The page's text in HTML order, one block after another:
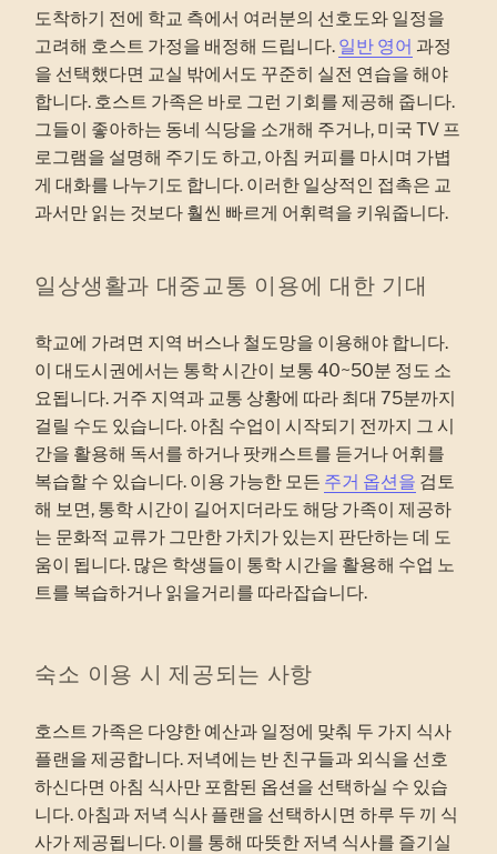
도착하기 전에 학교 측에서 여러분의 선호도와 일정을
고려해 호스트 가정을 배정해 드립니다. 일반 영어 과정
을 선택했다면 교실 밖에서도 꾸준히 실전 연습을 해야
합니다. 호스트 가족은 바로 그런 기회를 제공해 줍니다.
그들이 좋아하는 동네 식당을 소개해 주거나, 미국 TV 프
로그램을 설명해 주기도 하고, 아침 커피를 마시며 가볍
게 대화를 나누기도 합니다. 이러한 일상적인 접촉은 교
과서만 읽는 것보다 훨씬 빠르게 어휘력을 키워줍니다.
일상생활과 대중교통 이용에 대한 기대
학교에 가려면 지역 버스나 철도망을 이용해야 합니다.
이 대도시권에서는 통학 시간이 보통 40~50분 정도 소
요됩니다. 거주 지역과 교통 상황에 따라 최대 75분까지
걸릴 수도 있습니다. 아침 수업이 시작되기 전까지 그 시
간을 활용해 독서를 하거나 팟캐스트를 듣거나 어휘를
복습할 수 있습니다. 이용 가능한 모든 주거 옵션을 검토
해 보면, 통학 시간이 길어지더라도 해당 가족이 제공하
는 문화적 교류가 그만한 가치가 있는지 판단하는 데 도
움이 됩니다. 많은 학생들이 통학 시간을 활용해 수업 노
트를 복습하거나 읽을거리를 따라잡습니다.
숙소 이용 시 제공되는 사항
호스트 가족은 다양한 예산과 일정에 맞춰 두 가지 식사
플랜을 제공합니다. 저녁에는 반 친구들과 외식을 선호
하신다면 아침 식사만 포함된 옵션을 선택하실 수 있습
니다. 아침과 저녁 식사 플랜을 선택하시면 하루 두 끼 식
사가 제공됩니다. 이를 통해 따뜻한 저녁 식사를 즐기실